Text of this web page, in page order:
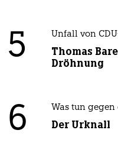
5 Unfall von
Thomas
Dröhnung
6 Was tun
Der Urknall